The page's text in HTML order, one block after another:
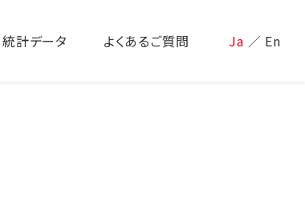
統計データ よくあるご質問 Ja ／ En